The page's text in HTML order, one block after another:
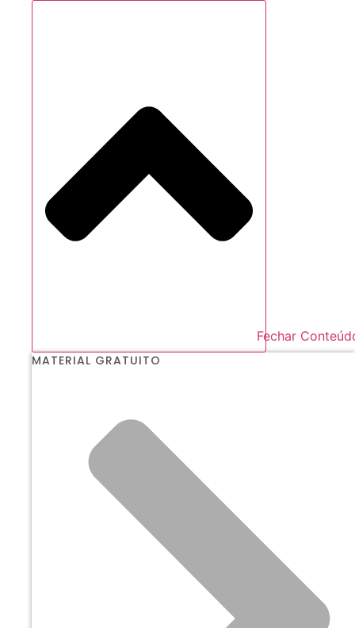
Fechar
MATERIAL GRATUITO